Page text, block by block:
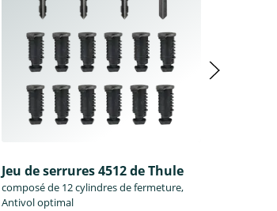
Jeu de serrures 4512 de Thule
composé de 12 cylindres de fermeture,
Antivol optimal